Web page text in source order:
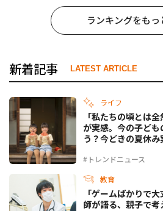
ランキングをもっ
新着記事 LATEST ARTICLE
ライフ
#トレンドニュース
「私たちの頃とは
が実感。今の子ど
う？今どきの夏休み
教育
「ゲームばかりで
師が語る、親子で